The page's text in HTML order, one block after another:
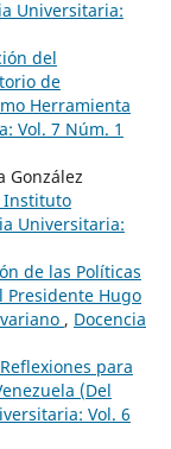
Universitaria:
del
de
Herramienta
Vol. 7 Núm. 1
González
Instituto
Universitaria:
de las Políticas
Presidente Hugo
, Docencia
para
(Del
Vol. 6